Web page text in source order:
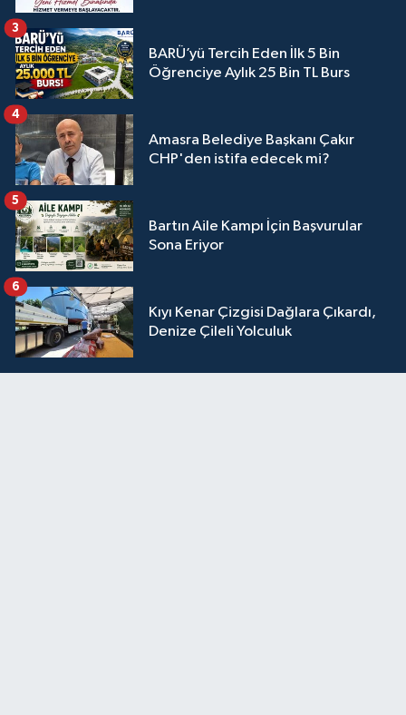
BARÜ’yü Tercih Eden İlk 5 Bin
Öğrenciye Aylık 25 Bin TL Burs
3
Amasra Belediye Başkanı Çakır
CHP'den istifa edecek mi?
4
Bartın Aile Kampı İçin Başvurular
Sona Eriyor
5
Kıyı Kenar Çizgisi Dağlara Çıkardı,
Denize Çileli Yolculuk
6